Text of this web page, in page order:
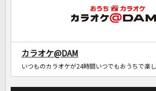
カラオケ@DAM
いつものカラオケが24時間いつでもおうちで楽し